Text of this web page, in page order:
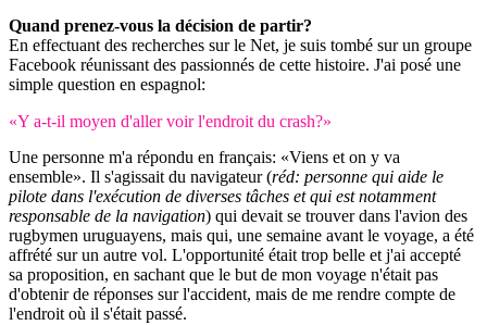
Quand prenez-vous la décision de partir?
En effectuant des recherches sur le Net, je suis tombé sur un groupe
Facebook réunissant des passionnés de cette histoire. J'ai posé une
simple question en espagnol:
«Y a-t-il moyen d'aller voir l'endroit du crash?»
Une personne m'a répondu en français: «Viens et on y va
ensemble». Il s'agissait du navigateur (réd: personne qui aide le
pilote dans l'exécution de diverses tâches et qui est notamment
responsable de la navigation) qui devait se trouver dans l'avion des
rugbymen uruguayens, mais qui, une semaine avant le voyage, a été
affrété sur un autre vol. L'opportunité était trop belle et j'ai accepté
sa proposition, en sachant que le but de mon voyage n'était pas
d'obtenir de réponses sur l'accident, mais de me rendre compte de
l'endroit où il s'était passé.